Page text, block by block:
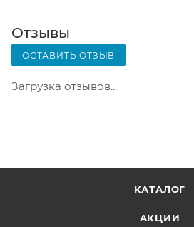
Вскрывать коробку
только после оплаты заказа.
содержать не больше 10
не должна превышать 100 000
Отзывы
ОСТАВИТЬ ОТЗЫВ
Загрузка отзывов...
КАТАЛОГ
АКЦИИ